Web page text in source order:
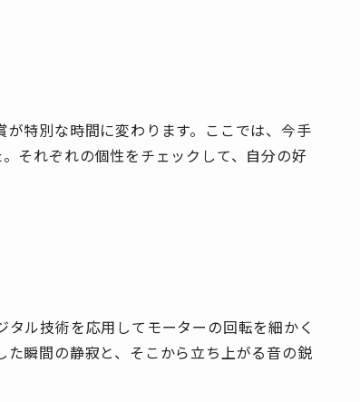
特別な時間に変わります。ここでは、今手
それぞれの個性をチェックして、自分の好
ル技術を応用してモーターの回転を細かく
瞬間の静寂と、そこから立ち上がる音の鋭